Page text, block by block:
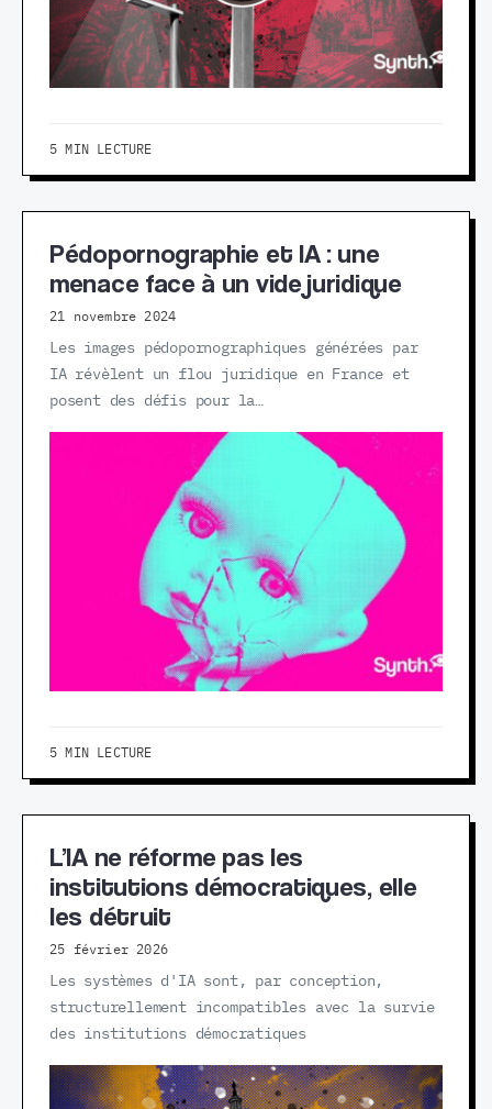
5 MIN LECTURE
Pédopornographie et IA : une
menace face à un vide juridique
21 novembre 2024
Les images pédopornographiques générées par
IA révèlent un flou juridique en France et
posent des défis pour la…
5 MIN LECTURE
L’IA ne réforme pas les
institutions démocratiques, elle
les détruit
25 février 2026
Les systèmes d'IA sont, par conception,
structurellement incompatibles avec la survie
des institutions démocratiques